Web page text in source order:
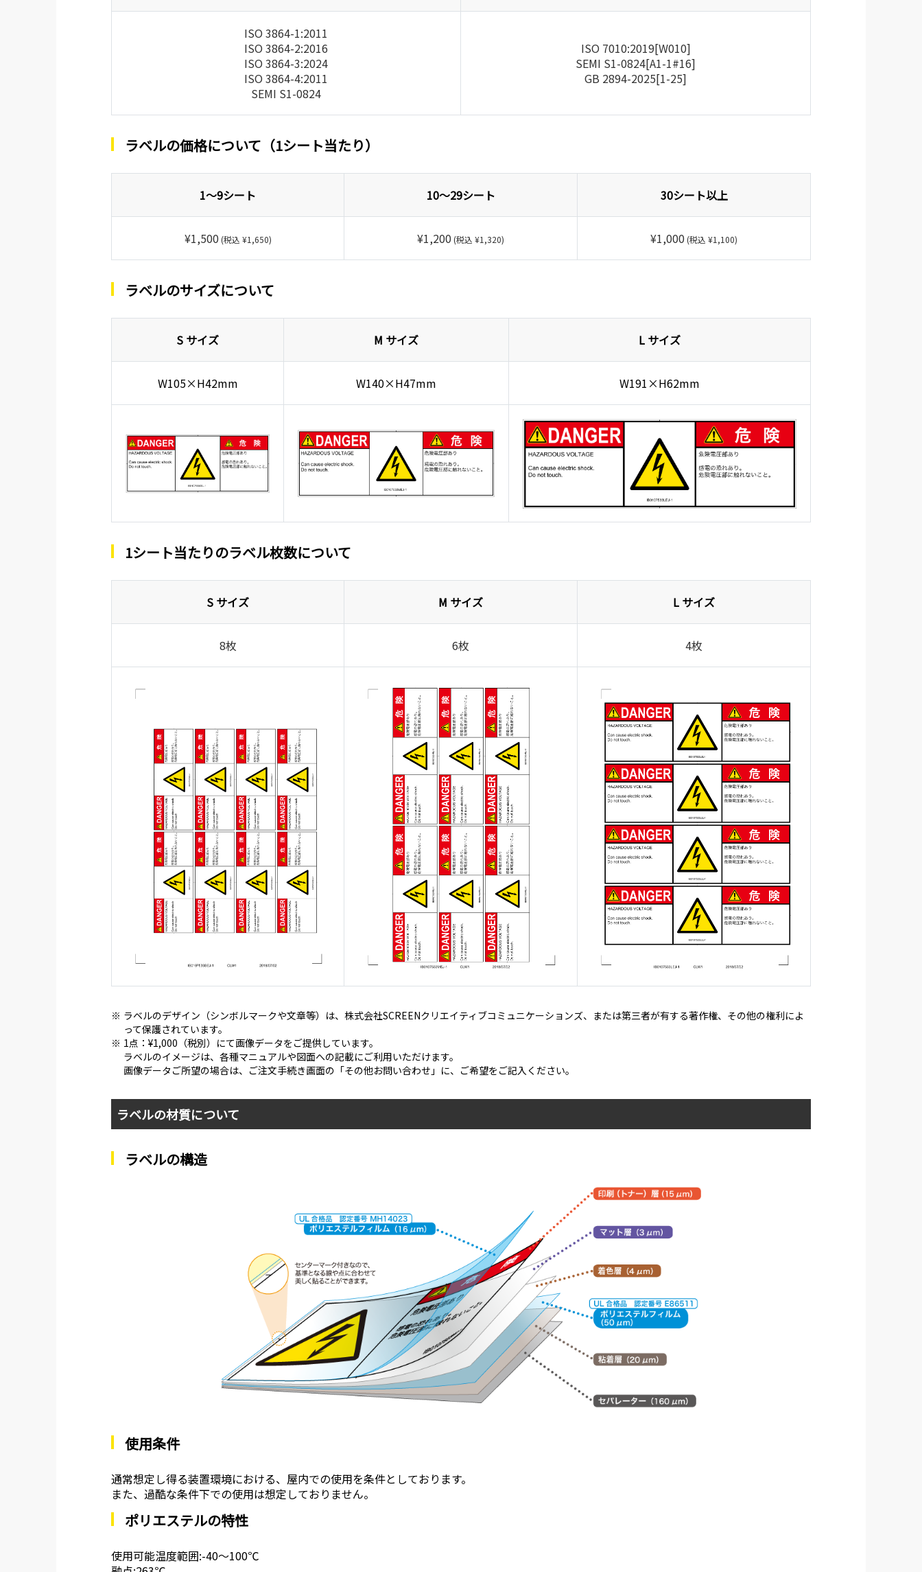
ISO 3864-1:2011
ISO 3864-2:2016
ISO 3864-3:2024
ISO 3864-4:2011
SEMI S1-0824
ISO 7010:2019[W010]
SEMI S1-0824[A1-1#16]
GB 2894-2025[1-25]
ラベルの価格について（1シート当たり）
1～9シート 10～29シート 30シート以上
¥1,500 (税込 ¥1,650) ¥1,200 (税込 ¥1,320) ¥1,000 (税込 ¥1,100)
ラベルのサイズについて
S サイズ M サイズ L サイズ
W105×H42mm W140×H47mm W191×H62mm
1シート当たりのラベル枚数について
S サイズ M サイズ L サイズ
8枚 6枚 4枚
※ ラベルのデザイン（シンボルマークや文章等）は、株式会社SCREENクリエイティブコミュニケーションズ、または第三者が有する著作権、その他の権利によ
って保護されています。
※ 1点：¥1,000（税別）にて画像データをご提供しています。
ラベルのイメージは、各種マニュアルや図面への記載にご利用いただけます。
画像データご所望の場合は、ご注文手続き画面の「その他お問い合わせ」に、ご希望をご記入ください。
ラベルの材質について
ラベルの構造
使用条件
通常想定し得る装置環境における、屋内での使用を条件としております。
また、過酷な条件下での使用は想定しておりません。
ポリエステルの特性
使用可能温度範囲:-40～100℃